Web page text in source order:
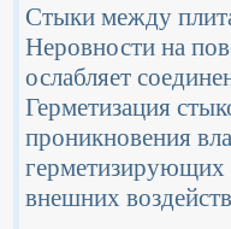
Стыки между
Неровности на
ослабляет
Герметизация
проникновения
герметизирующих
внешних